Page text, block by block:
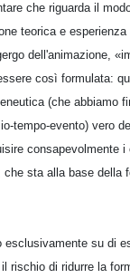
che riguarda il
teorica e
dell'animazione,
così formulata:
(che
tempo-evento) vero
consapevolmente
sta alla base della
esclusivamente su di
rischio di ridurre la